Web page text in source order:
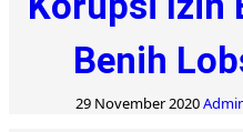
Benih
29 November 2020